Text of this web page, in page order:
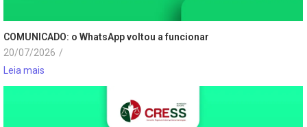
COMUNICADO: o WhatsApp voltou a funcionar
20/07/2026 /
Leia mais